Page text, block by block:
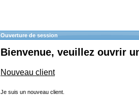
Ouverture de session
Bienvenue, veuillez ouvrir
Nouveau client
Je suis un nouveau client.